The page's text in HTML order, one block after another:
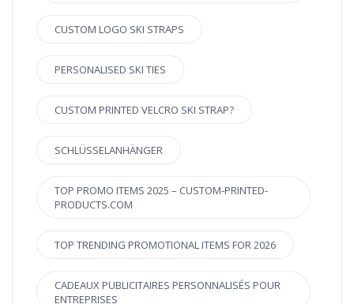
CUSTOM LOGO SKI STRAPS
PERSONALISED SKI TIES
CUSTOM PRINTED VELCRO SKI STRAP?
SCHLÜSSELANHÄNGER
TOP PROMO ITEMS 2025 – CUSTOM-PRINTED-
PRODUCTS.COM
TOP TRENDING PROMOTIONAL ITEMS FOR 2026
CADEAUX PUBLICITAIRES PERSONNALISÉS POUR
ENTREPRISES